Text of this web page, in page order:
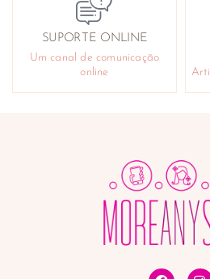
Acne
Antirrugas
Contorno de olhos
Desmaquilhantes
Higiene e cuidado nasal
Máscaras faciais
Produtos para barbear
Sérum e anti-manchas
Tónicos faciais
Tratamentos faciais
SUPORTE ONLINE
Um canal de comunicação
online